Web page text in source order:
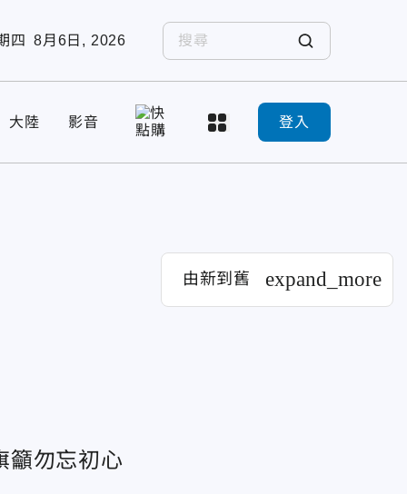
四 8月6日, 2026
大陸 影音 登入
由新到舊 expand_more
勿忘初心